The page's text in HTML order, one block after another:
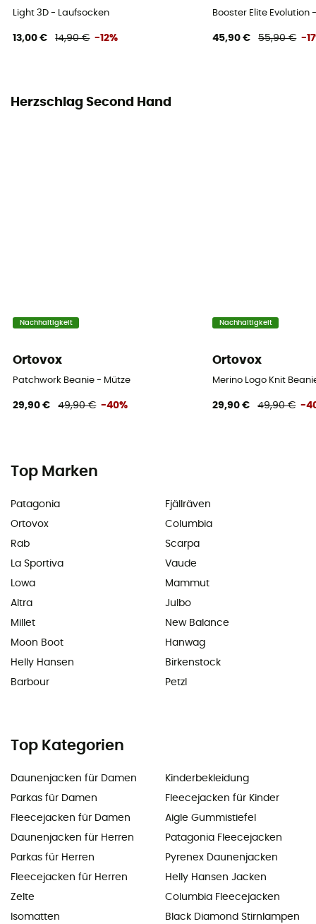
Light 3D - Laufsocken
13,00 € 14,90 € -12%
Booster Elite Evolution
45,90 € 55,90 € -
Herzschlag Second Hand
Nachhaltigkeit
Ortovox
Patchwork Beanie - Mütze
29,90 € 49,90 € -40%
Nachhaltigkeit
Ortovox
Merino Logo Knit
29,90 € 49,90 € -
Top Marken
Patagonia
Ortovox
Rab
La Sportiva
Lowa
Altra
Millet
Moon Boot
Helly Hansen
Barbour
Fjällräven
Columbia
Scarpa
Vaude
Mammut
Julbo
New Balance
Hanwag
Birkenstock
Petzl
Top Kategorien
Daunenjacken für Damen
Parkas für Damen
Fleecejacken für Damen
Daunenjacken für Herren
Parkas für Herren
Fleecejacken für Herren
Zelte
Isomatten
Kinderbekleidung
Fleecejacken für Kinder
Aigle Gummistiefel
Patagonia Fleecejacken
Pyrenex Daunenjacken
Helly Hansen Jacken
Columbia Fleecejacken
Black Diamond Stirnlampen